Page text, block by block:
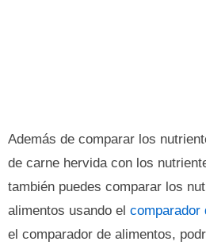
Además de comparar los
de carne hervida con los
también puedes comparar los
alimentos usando el comparador
el comparador de alimentos,